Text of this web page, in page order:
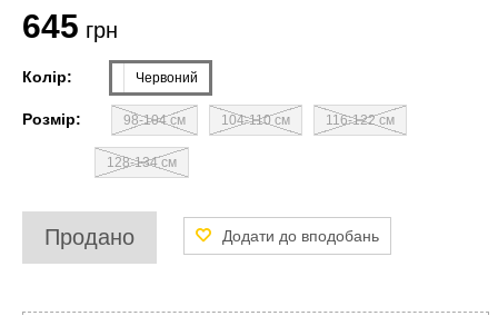
645 грн
Колір: Червоний
Розмір: 98-104 см 104-110 см 116-122 см
128-134 см
Продано